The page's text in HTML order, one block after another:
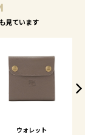
見ています
ウォレット